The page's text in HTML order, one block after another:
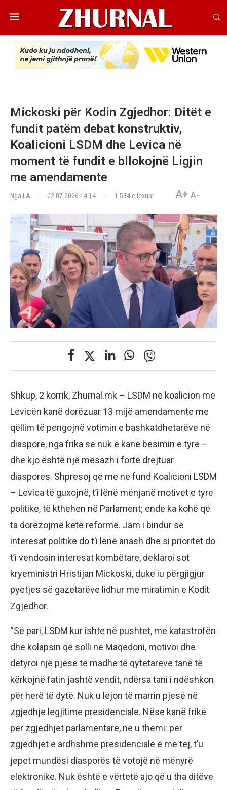
Mickoski për Kodin Zgjedhor: Ditët e
fundit patëm debat konstruktiv,
Koalicioni LSDM dhe Levica në
moment të fundit e bllokojnë Ligjin
me amendamente
Nga I.A 02.07.2026 14:14 1,534 e lexuar A+ A-
Shkup, 2 korrik, Zhurnal.mk – LSDM në koalicion me
Levicën kanë dorëzuar 13 mijë amendamente me
qëllim të pengojnë votimin e bashkatdhetarëve në
diasporë, nga frika se nuk e kanë besimin e tyre –
dhe kjo është një mesazh i fortë drejtuar
diasporës. Shpresoj që më në fund Koalicioni LSDM
– Levica të guxojnë, t’i lënë mënjanë motivet e tyre
politike, të kthehen në Parlament; ende ka kohë që
ta dorëzojmë këtë reformë. Jam i bindur se
interesat politike do t’i lënë anash dhe si prioritet do
t’i vendosin interesat kombëtare, deklaroi sot
kryeministri Hristijan Mickoski, duke iu përgjigjur
pyetjes së gazetarëve lidhur me miratimin e Kodit
Zgjedhor.
“Së pari, LSDM kur ishte në pushtet, me katastrofën
dhe kolapsin që solli në Maqedoni, motivoi dhe
detyroi një pjesë të madhe të qytetarëve tanë të
kërkojnë fatin jashtë vendit, ndërsa tani i ndëshkon
për herë të dytë. Nuk u lejon të marrin pjesë në
zgjedhje legjitime presidenciale. Nëse kanë frikë
për zgjedhjet parlamentare, ne u themi: për
zgjedhjet e ardhshme presidenciale e më tej, t’u
jepet mundësi diasporës të votojë në mënyrë
elektronike. Nuk është e vërtetë ajo që u tha ditëve